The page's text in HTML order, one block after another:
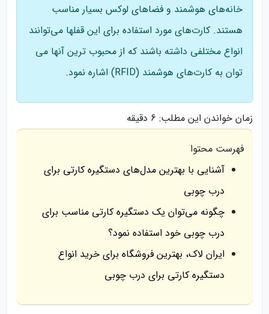
خانه‌های هوشمند و فضاهای لوکس بسیار مناسب
هستند. کارت‌های مورد استفاده برای این قفلها می‌توانند
انواع مختلفی داشته باشند که از محبوب ترین آنها می
توان به کارت‌های هوشمند (RFID) اشاره نمود.
زمان خواندن این مطلب: 6 دقیقه
فهرست محتوا
آشنایی با بهترین مدل‌های دستگیره کارتی برای
درب چوبی
چگونه می‌توان یک دستگیره کارتی مناسب برای
درب چوبی خود استفاده نمود؟
ایران لاک، بهترین فروشگاه برای خرید انواع
دستگیره کارتی برای درب چوبی